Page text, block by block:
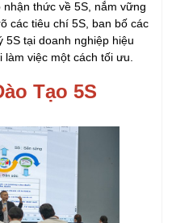
làm việc một cách tối ưu.
Tạo 5S